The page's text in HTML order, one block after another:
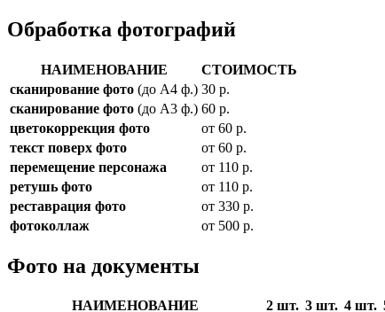
Обработка фотографий
НАИМЕНОВАНИЕ
СТОИМОСТЬ
сканирование фото (до А4 ф.) 30 р.
сканирование фото (до А3 ф.) 60 р.
цветокоррекция фото
от 60 р.
текст поверх фото
от 60 р.
перемещение персонажа
от 110 р.
ретушь фото
от 110 р.
реставрация фото
от 330 р.
фотоколлаж
от 500 р.
Фото на документы
НАИМЕНОВАНИЕ 2 шт. 3 шт. 4 шт.